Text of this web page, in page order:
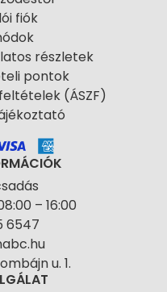
fiók
részletek
pontok
(ÁSZF)
– 16:00
6547
u. 1.